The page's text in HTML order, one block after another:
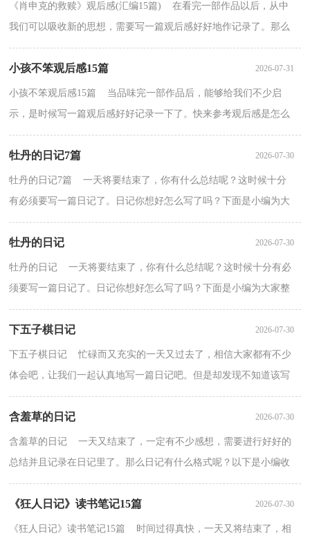
《肖申克的救赎》观后感(汇编15篇) 在看完一部作品以后，从中
我们可以吸收新的思想，需要写一篇观后感好好地作记录了。那么
你会写观后感吗？下面是小编为大家收集的《肖申克的...
小孩不笨观后感15篇 2026-07-31
小孩不笨观后感15篇 当品味完一部作品后，能够给我们不少启
示，是时候写一篇观后感好好记录一下了。快来参考观后感是怎么
写的吧，以下是小编帮大家整理的小孩不笨观后感，仅供参...
牡丹的日记7篇 2026-07-30
牡丹的日记7篇 一天将要结束了，你有什么总结呢？这时候十分
有必须要写一篇日记了。日记你想好怎么写了吗？下面是小编为大
家整理的牡丹的日记，仅供参考，希望能够帮助到大家。牡...
牡丹的日记 2026-07-30
牡丹的日记 一天将要结束了，你有什么总结呢？这时候十分有必
须要写一篇日记了。日记你想好怎么写了吗？下面是小编为大家整
理的牡丹的日记，仅供参考，希望能够帮助到大家。牡丹的...
下五子棋日记 2026-07-30
下五子棋日记 忙碌而又充实的一天又过去了，相信大家都有不少
体会吧，让我们一起认真地写一篇日记吧。但是却发现不知道该写
些什么，下面是小编为大家收集的下五子棋日记，希望能...
含羞草的日记 2026-07-30
含羞草的日记 一天又结束了，一定有不少感想，需要进行好好的
总结并且记录在日记里了。那么日记有什么格式呢？以下是小编收
集整理的含羞草的日记，仅供参考，希望能够帮助到大家。...
《狂人日记》读书笔记15篇 2026-07-30
《狂人日记》读书笔记15篇 时间过得真快，一天又将结束了，相